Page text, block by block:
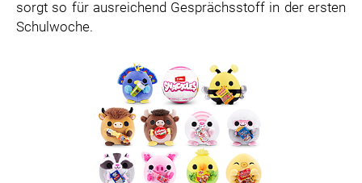
sorgt so für ausreichend Gesprächsstoff in der ersten
Schulwoche.